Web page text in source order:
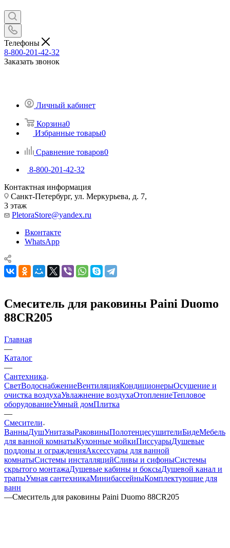
Телефоны
8-800-201-42-32
Заказать звонок
Личный кабинет
Корзина0
Избранные товары0
Сравнение товаров0
8-800-201-42-32
Контактная информация
Санкт-Петербург, ул. Меркурьева, д. 7,
3 этаж
PletoraStore@yandex.ru
Вконтакте
WhatsApp
Смеситель для раковины Paini Duomo
88CR205
Главная
—
Каталог
—
Сантехника
СветВодоснабжениеВентиляцияКондиционерыОсушение и
очистка воздухаУвлажнение воздухаОтоплениеТепловое
оборудованиеУмный домПлитка
—
Смесители
ВанныДушУнитазыРаковиныПолотенцесушителиБидеМебель
для ванной комнатыКухонные мойкиПиссуарыДушевые
поддоны и огражденияАксессуары для ванной
комнатыСистемы инсталляцийСливы и сифоныСистемы
скрытого монтажаДушевые кабины и боксыДушевой канал и
трапыУмная сантехникаМинибассейныКомплектующие для
ванн
—Смеситель для раковины Paini Duomo 88CR205